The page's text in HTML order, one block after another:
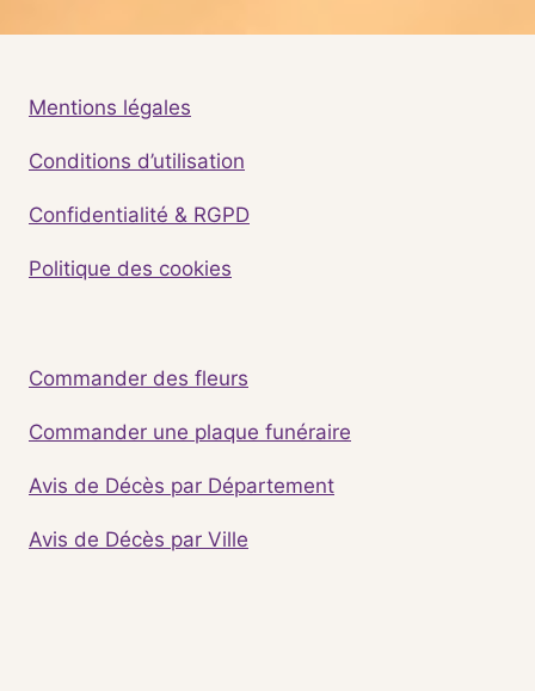
Mentions légales
Conditions d’utilisation
Confidentialité & RGPD
Politique des cookies
Commander des fleurs
Commander une plaque funéraire
Avis de Décès par Département
Avis de Décès par Ville